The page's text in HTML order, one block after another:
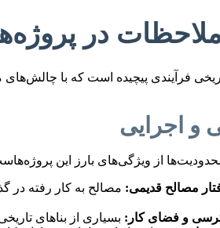
در
فرآیندی پیچیده است که با
و اجرایی
از ویژگی‌های بارز این
مصالح قدیمی: مصالح به کار رفته در
و فضای کار: بسیاری از بناهای